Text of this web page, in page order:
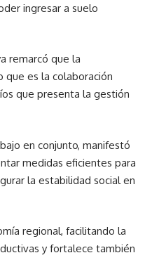
ingresar a suelo
remarcó que la
que es la colaboración
que presenta la gestión
en conjunto, manifestó
medidas eficientes para
la estabilidad social en
regional, facilitando la
y fortalece también